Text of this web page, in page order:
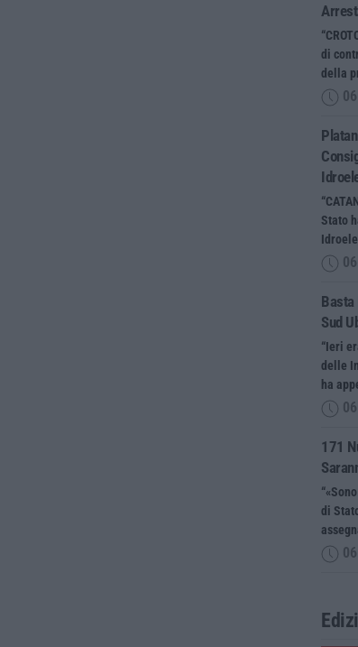
di
della
Stato
Basta
Sud
“Ieri
delle
ha
171
di